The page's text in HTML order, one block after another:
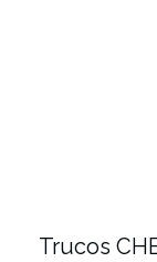
Trucos